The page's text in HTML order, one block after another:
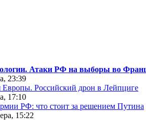
Атаки РФ на выборы во
23:39
Европы. Российский дрон в Лейпциге
17:10
РФ: что стоит за решением Путина
15:22